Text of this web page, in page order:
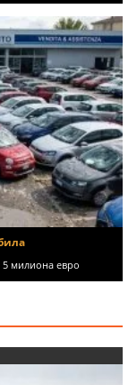
5 милиона евро